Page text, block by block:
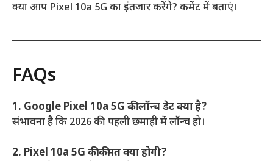
क्या आप Pixel 10a 5G का इंतजार करेंगे? कमेंट में बताएं।
FAQs
1. Google Pixel 10a 5G की लॉन्च डेट क्या है?
संभावना है कि 2026 की पहली छमाही में लॉन्च हो।
2. Pixel 10a 5G की कीमत क्या होगी?